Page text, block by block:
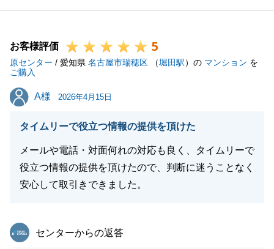
で迎えることができました。
新生活を送られる上で、何かお困りの事等がございま
したら、いつでもお気軽にご連絡下さい。
この度は大変お世話になりました。
今後ともどうぞよろしくお願い申し上げます。
閉じる
お客様評価 5
原センター / 愛知県 名古屋市瑞穂区 （堀田駅）の マンション を
ご購入
A様
A様 2026年4月15日
タイムリーで役立つ情報の提供を頂けた
メールや電話・対面何れの対応も良く、タイムリーで
役立つ情報の提供を頂けたので、判断に迷うことなく
安心して取引きできました。
東急リバブル
センターからの返答